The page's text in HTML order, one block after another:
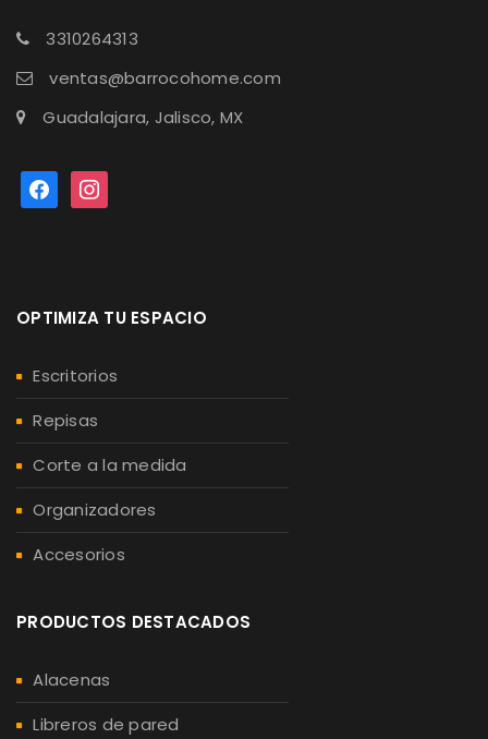
3310264313
ventas@barrocohome.com
Guadalajara, Jalisco, MX
OPTIMIZA TU ESPACIO
Escritorios
Repisas
Corte a la medida
Organizadores
Accesorios
PRODUCTOS DESTACADOS
Alacenas
Libreros de pared